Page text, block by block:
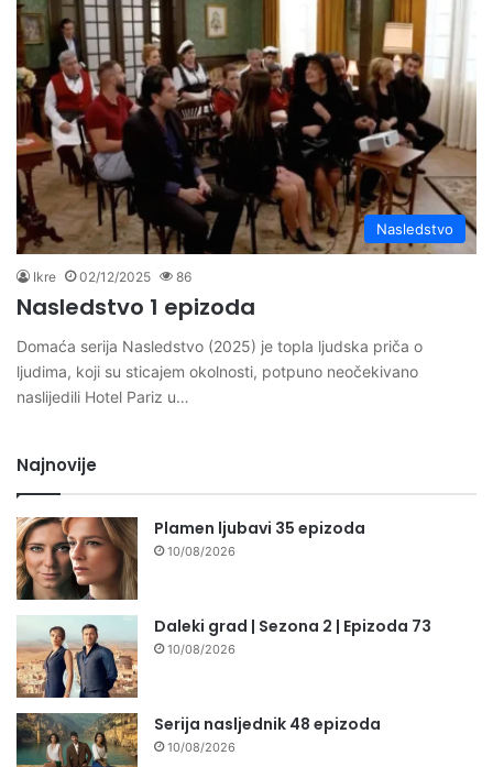
Nasledstvo
Ikre 02/12/2025 86
Nasledstvo 1 epizoda
Domaća serija Nasledstvo (2025) je topla ljudska priča o
ljudima, koji su sticajem okolnosti, potpuno neočekivano
naslijedili Hotel Pariz u…
Najnovije
Plamen ljubavi 35 epizoda
10/08/2026
Daleki grad | Sezona 2 | Epizoda 73
10/08/2026
Serija nasljednik 48 epizoda
10/08/2026